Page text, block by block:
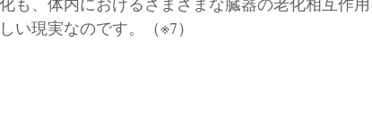
い現実なのです。（※7）